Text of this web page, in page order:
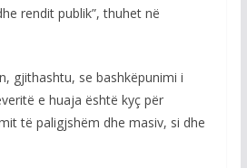
rendit publik”, thuhet në
gjithashtu, se bashkëpunimi i
e huaja është kyç për
të paligjshëm dhe masiv, si dhe